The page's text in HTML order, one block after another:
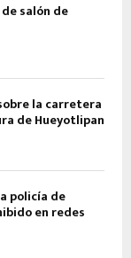
salón de
la carretera
de Hueyotlipan
policía de
en redes